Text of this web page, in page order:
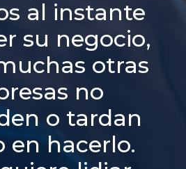
al instante
su negocio,
otras
no
o tardan
en hacerlo.